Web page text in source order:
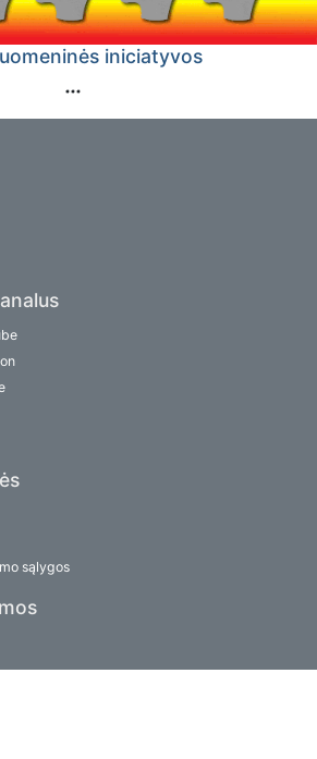
iniciatyvos
sąlygos